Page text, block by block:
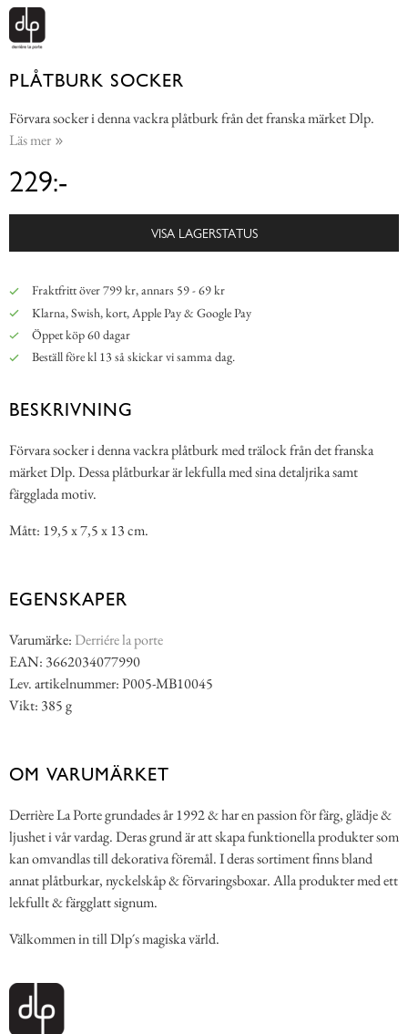
PLÅTBURK SOCKER
Förvara socker i denna vackra plåtburk från det franska märket Dlp.
Läs mer
229:-
VISA LAGERSTATUS
Fraktfritt över 799 kr, annars 59 - 69 kr
Klarna, Swish, kort, Apple Pay & Google Pay
Öppet köp 60 dagar
Beställ före kl 13 så skickar vi samma dag.
BESKRIVNING
Förvara socker i denna vackra plåtburk med trälock från det franska
märket Dlp. Dessa plåtburkar är lekfulla med sina detaljrika samt
färgglada motiv.
Mått: 19,5 x 7,5 x 13 cm.
EGENSKAPER
Varumärke: Derriére la porte
EAN: 3662034077990
Lev. artikelnummer: P005-MB10045
Vikt: 385 g
OM VARUMÄRKET
Derrière La Porte grundades år 1992 & har en passion för färg, glädje &
ljushet i vår vardag. Deras grund är att skapa funktionella produkter som
kan omvandlas till dekorativa föremål. I deras sortiment finns bland
annat plåtburkar, nyckelskåp & förvaringsboxar. Alla produkter med ett
lekfullt & färgglatt signum.
Välkommen in till Dlp´s magiska värld.